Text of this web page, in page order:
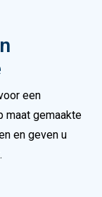
een
maat gemaakte
en geven u